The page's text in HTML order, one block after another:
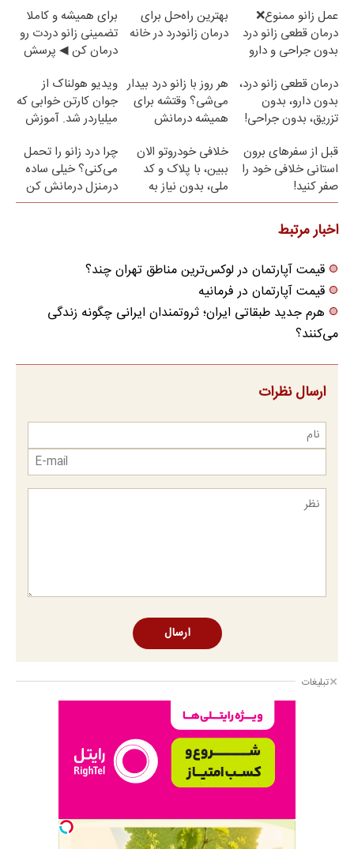
عمل زانو ممنوع❌
درمان قطعی زانو درد
بدون جراحی و دارو
بهترین راه‌حل برای
درمان زانودرد در خانه
برای همیشه و کاملا
تضمینی زانو دردت رو
درمان کن ◀ پرسش
درمان قطعی زانو درد،
بدون دارو، بدون
تزریق، بدون جراحی!
هر روز با زانو درد بیدار
می‌شی؟ وقتشه برای
همیشه درمانش
ویدیو هولناک از
جوان کارتن خوابی که
میلیاردر شد. آموزش
قبل از سفرهای برون
استانی خلافی خود را
صفر کنید!
خلافی خودروتو الان
ببین، با پلاک و کد
ملی، بدون نیاز به
مراجعه حضوری
چرا درد زانو را تحمل
می‌کنی؟ خیلی ساده
درمنزل درمانش کن
اخبار مرتبط
قیمت آپارتمان در لوکس‌ترین مناطق تهران چند؟
قیمت آپارتمان در فرمانیه
هرم جدید طبقاتی ایران؛ ثروتمندان ایرانی چگونه زندگی
می‌کنند؟
ارسال نظرات
ارسال
تبلیغات